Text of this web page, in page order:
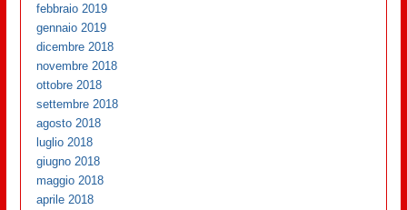
febbraio 2019
gennaio 2019
dicembre 2018
novembre 2018
ottobre 2018
settembre 2018
agosto 2018
luglio 2018
giugno 2018
maggio 2018
aprile 2018